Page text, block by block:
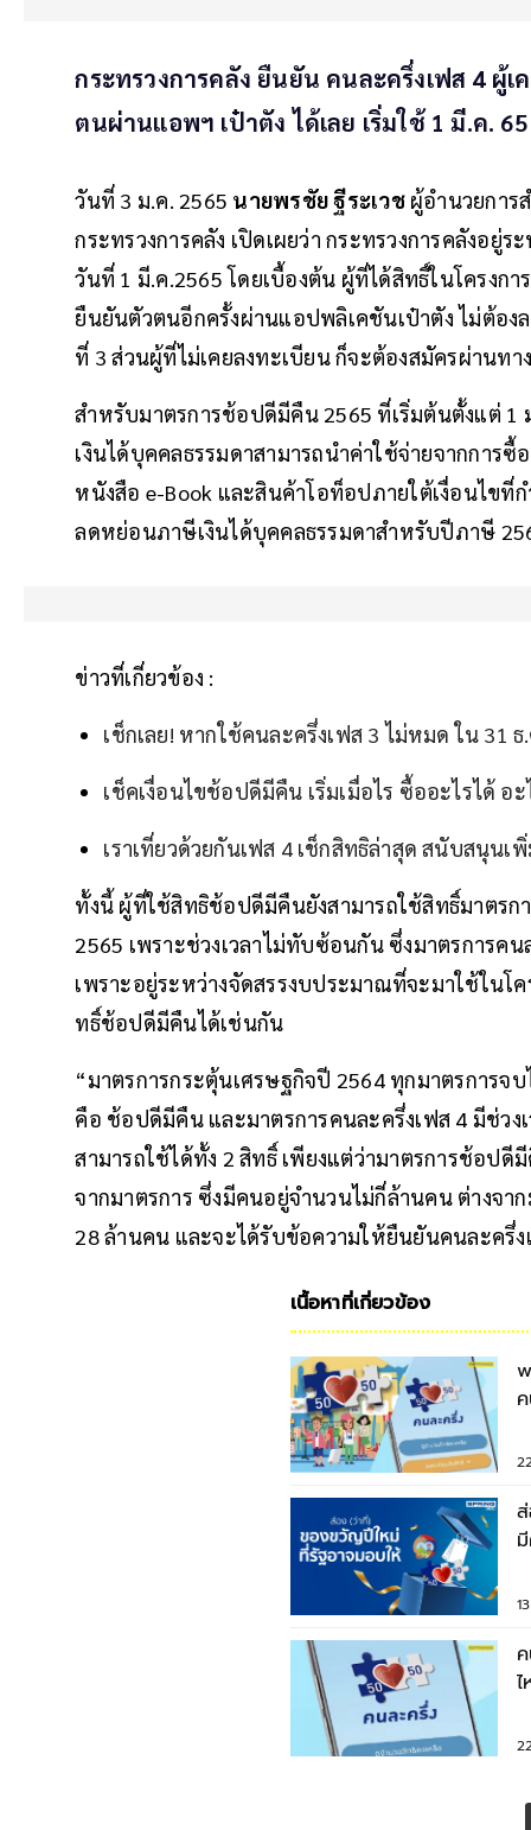
กระทรวงการคลัง ยืนยัน คนละครึ่งเฟส 4 ผู้
ตนผ่านแอพฯ เป๋าตัง ได้เลย เริ่มใช้ 1 มี.ค. 65
วันที่ 3 ม.ค. 2565 นายพรชัย ฐีระเวชผู้อำนวยการ
กระทรวงการคลัง เปิดเผยว่า กระทรวงการคลังอยู่ร
วันที่ 1 มี.ค.2565 โดยเบื้องต้น ผู้ที่ได้สิทธิ์ในโครงก
ยืนยันตัวตนอีกครั้งผ่านแอปพลิเคชันเป๋าตัง ไม่ต้อง
ที่ 3 ส่วนผู้ที่ไม่เคยลงทะเบียน ก็จะต้องสมัครผ่านท
สำหรับมาตรการช้อปดีมีคืน 2565 ที่เริ่มต้นตั้งแต่ 1
เงินได้บุคคลธรรมดาสามารถนำค่าใช้จ่ายจากกา
หนังสือ e-Book และสินค้าโอท็อปภายใต้เงื่อนไข
ลดหย่อนภาษีเงินได้บุคคลธรรมดาสำหรับปีภาษี
ข่าวที่เกี่ยวข้อง :
เช็กเลย! หากใช้คนละครึ่งเฟส 3 ไม่หมด ใน 31
เช็คเงื่อนไขช้อปดีมีคืน เริ่มเมื่อไร ซื้ออะไรได้ อะ
เราเที่ยวด้วยกันเฟส 4 เช็กสิทธิล่าสุด สนับสนุนเ
ทั้งนี้ ผู้ที่ใช้สิทธิช้อปดีมีคืนยังสามารถใช้สิทธิ์มาตรก
2565 เพราะช่วงเวลาไม่ทับซ้อนกัน ซึ่งมาตรการคน
เพราะอยู่ระหว่างจัดสรรงบประมาณที่จะมาใช้ในโ
ทธิ์ช้อปดีมีคืนได้เช่นกัน
“มาตรการกระตุ้นเศรษฐกิจปี 2564 ทุกมาตรการจ
คือ ช้อปดีมีคืน และมาตรการคนละครึ่งเฟส 4 มีช่ว
สามารถใช้ได้ทั้ง 2 สิทธิ์ เพียงแต่ว่ามาตรการช้อป
จากมาตรการ ซึ่งมีคนอยู่จำนวนไม่กี่ล้านคน ต่างจ
28 ล้านคน และจะได้รับข้อความให้ยืนยันคนละครึ่
เนื้อหาที่เกี่ยวข้อง